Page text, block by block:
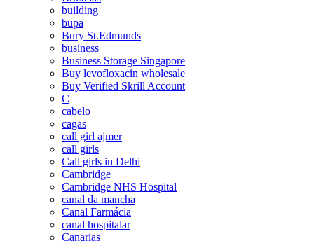
building
bupa
Bury St.Edmunds
business
Business Storage Singapore
Buy levofloxacin wholesale
Buy Verified Skrill Account
C
cabelo
cagas
call girl ajmer
call girls
Call girls in Delhi
Cambridge
Cambridge NHS Hospital
canal da mancha
Canal Farmácia
canal hospitalar
Canarias